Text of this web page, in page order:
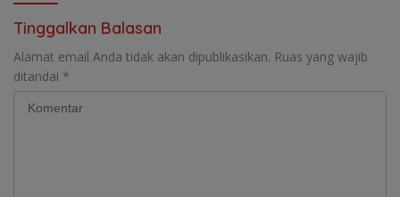
Tinggalkan Balasan
Alamat email Anda tidak akan dipublikasikan. Ruas yang wajib
ditandai *